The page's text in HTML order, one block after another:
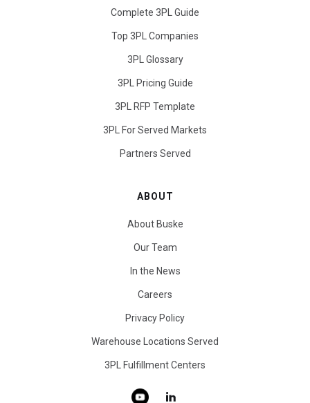
Complete 3PL Guide
Top 3PL Companies
3PL Glossary
3PL Pricing Guide
3PL RFP Template
3PL For Served Markets
Partners Served
ABOUT
About Buske
Our Team
In the News
Careers
Privacy Policy
Warehouse Locations Served
3PL Fulfillment Centers